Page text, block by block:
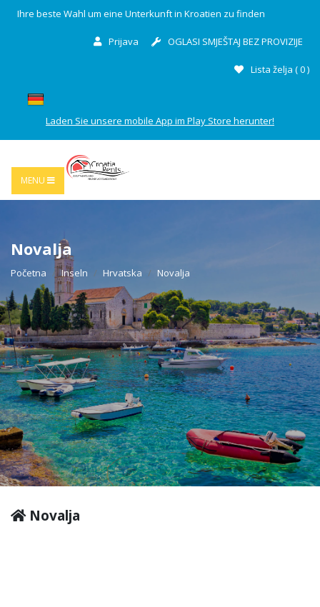
Ihre beste Wahl um eine Unterkunft in Kroatien zu finden
Prijava OGLASI SMJEŠTAJ BEZ PROVIZIJE
Lista želja (0)
Laden Sie unsere mobile App im Play Store herunter!
MENU
Novalja
Početna Inseln Hrvatska Novalja
Novalja